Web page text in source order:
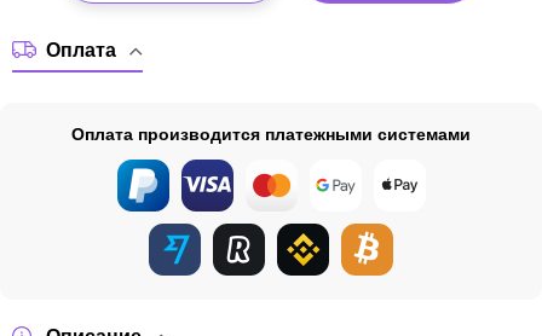
Оплата
Оплата производится платежными системами